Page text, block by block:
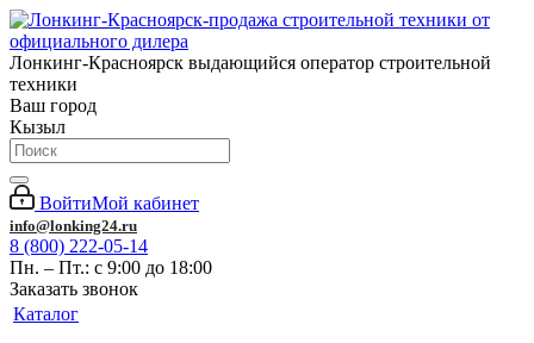
Лонкинг-Красноярск выдающийся оператор строительной
техники
Ваш город
Кызыл
ВойтиМой кабинет
info@lonking24.ru
8 (800) 222-05-14
Пн. – Пт.: с 9:00 до 18:00
Заказать звонок
Каталог